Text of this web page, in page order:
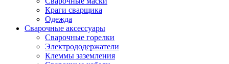
Краги сварщика
Одежда
Сварочные аксессуары
Сварочные горелки
Электрододержатели
Клеммы заземления